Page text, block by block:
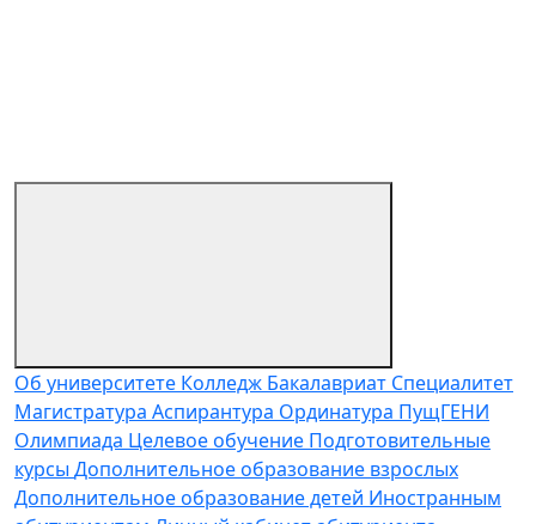
Об университете Колледж Бакалавриат Специалитет
Магистратура Аспирантура Ординатура ПущГЕНИ
Олимпиада Целевое обучение Подготовительные
курсы Дополнительное образование взрослых
Дополнительное образование детей Иностранным